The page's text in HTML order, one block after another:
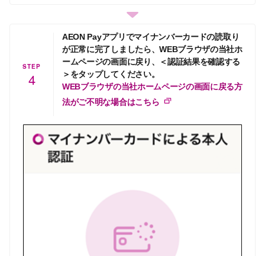
STEP
4
AEON Payアプリでマイナンバーカードの読取り
が正常に完了しましたら、WEBブラウザの当社ホ
ームページの画面に戻り、＜認証結果を確認する
＞をタップしてください。
WEBブラウザの当社ホームページの画面に戻る方
法がご不明な場合はこちら